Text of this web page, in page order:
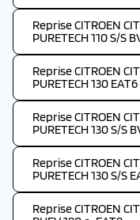
Reprise CITROEN
PURETECH 110 S/S
Reprise CITROEN
PURETECH 130
Reprise CITROEN
PURETECH 130 S/S
Reprise CITROEN
PURETECH 130 S/S
Reprise CITROEN